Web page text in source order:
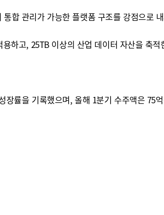
합 관리가 가능한 플랫폼 구조를 강점으로
하고, 25TB 이상의 산업 데이터 자산을 축
률을 기록했으며, 올해 1분기 수주액은 75